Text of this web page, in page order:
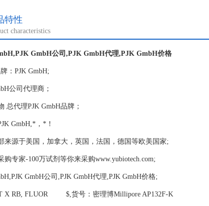
特性
characteristics
GmbH公司,PJK GmbH代理,PJK GmbH价格
：PJK GmbH;
公司代理商；
总代理PJK GmbH品牌；
GmbH,*，*！
来源于美国，加拿大，英国，法国，德国等欧美国家;
购专家-100万试剂等你来采购www.yubiotech.com;
GmbH公司,PJK GmbH代理,PJK GmbH价格;
X RB, FLUOR $,货号：密理博Millipore AP132F-K